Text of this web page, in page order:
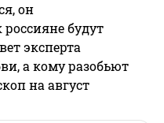
он
будут
эксперта
а кому разобьют
на август